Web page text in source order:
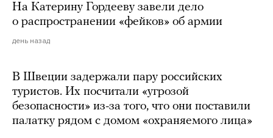
На Катерину Гордееву завели дело
о распространении «фейков» об армии
день назад
В Швеции задержали пару российских
туристов. Их посчитали «угрозой
безопасности» из-за того, что они поставили
палатку рядом с домом «охраняемого лица»